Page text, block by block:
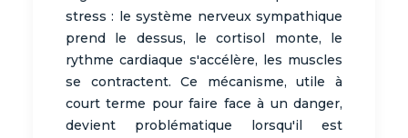
stress : le système nerveux sympathique
prend le dessus, le cortisol monte, le
rythme cardiaque s'accélère, les muscles
se contractent. Ce mécanisme, utile à
court terme pour faire face à un danger,
devient problématique lorsqu'il est